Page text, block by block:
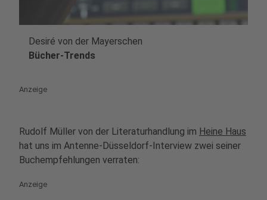
Desiré von der Mayerschen
Bücher-Trends
Anzeige
Rudolf Müller von der Literaturhandlung im Heine Haus
hat uns im Antenne-Düsseldorf-Interview zwei seiner
Buchempfehlungen verraten:
Anzeige